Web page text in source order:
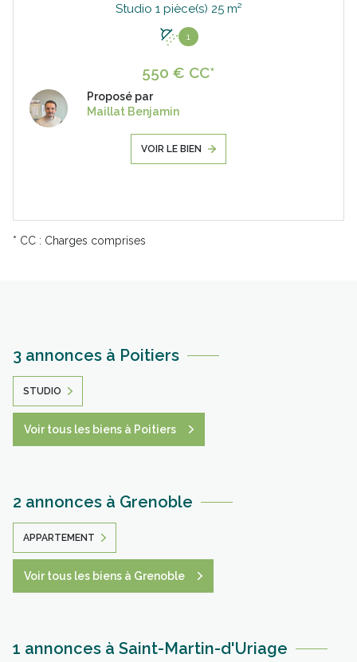
Studio 1 pièce(s) 25 m²
1
550 € CC*
Proposé par
Maillat Benjamin
VOIR LE BIEN
* CC : Charges comprises
3 annonces à Poitiers
STUDIO
Voir tous les biens à Poitiers
2 annonces à Grenoble
APPARTEMENT
Voir tous les biens à Grenoble
1 annonces à Saint-Martin-d'Uriage